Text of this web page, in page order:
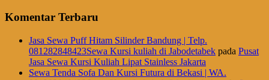
Komentar Terbaru
Jasa Sewa Puff Hitam Silinder Bandung | Telp.
081282848423Sewa Kursi kuliah di Jabodetabek pada Pusat
Jasa Sewa Kursi Kuliah Lipat Stainless Jakarta
Sewa Tenda Sofa Dan Kursi Futura di Bekasi | WA.